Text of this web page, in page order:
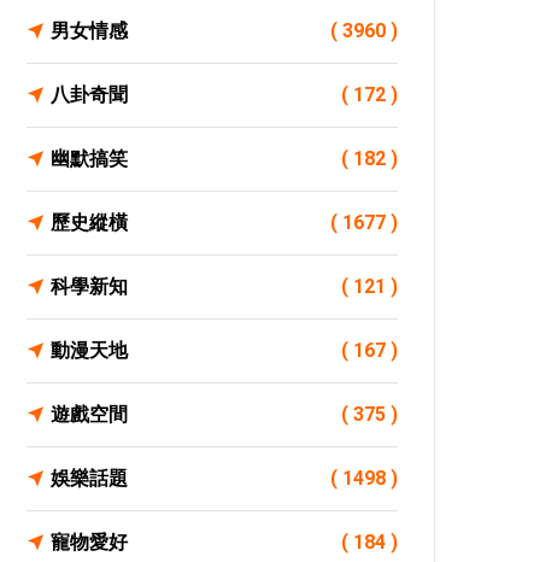
男女情感 ( 3960 )
八卦奇聞 ( 172 )
幽默搞笑 ( 182 )
歷史縱橫 ( 1677 )
科學新知 ( 121 )
動漫天地 ( 167 )
遊戲空間 ( 375 )
娛樂話題 ( 1498 )
寵物愛好 ( 184 )